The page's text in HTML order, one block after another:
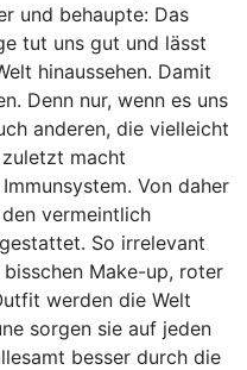
und behaupte: Das
tut uns gut und lässt
hinaussehen. Damit
Denn nur, wenn es uns
anderen, die vielleicht
macht
Von daher
vermeintlich
So irrelevant
Make-up, roter
werden die Welt
sorgen sie auf jeden
besser durch die